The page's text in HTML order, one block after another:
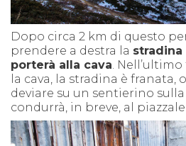
Dopo circa 2 km di questo
prendere a destra la stradina
porterà alla cava.
la cava, la stradina è franata,
deviare su un sentierino
condurrà, in breve, al